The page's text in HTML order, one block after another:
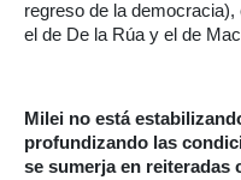
regreso de la
el de De la Rúa y el de
Milei no está
profundizando las
se sumerja en reiteradas